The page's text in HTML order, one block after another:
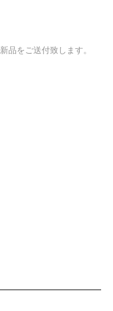
品をご送付致します。